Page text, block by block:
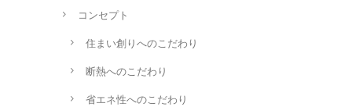
コンセプト
住まい創りへのこだわり
断熱へのこだわり
省エネ性へのこだわり